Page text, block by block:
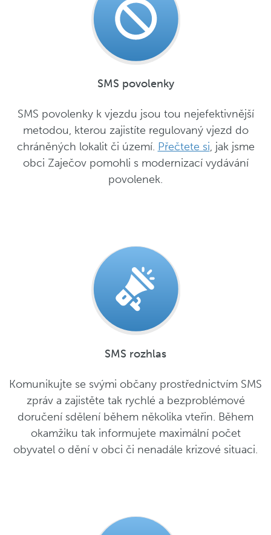
SMS povolenky
SMS povolenky k vjezdu jsou tou nejefektivnější
metodou, kterou zajistíte regulovaný vjezd do
chráněných lokalit či území. Přečtete si, jak jsme
obci Zaječov pomohli s modernizací vydávání
povolenek.
SMS rozhlas
Komunikujte se svými občany prostřednictvím SMS
zpráv a zajistěte tak rychlé a bezproblémové
doručení sdělení během několika vteřin. Během
okamžiku tak informujete maximální počet
obyvatel o dění v obci či nenadále krizové situaci.